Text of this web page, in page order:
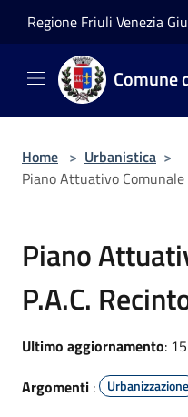
Regione Friuli Venezia
Comune
Home > Urbanistica >
Piano Attuativo
Piano
P.A.C.
Ultimo aggiornamento:
Argomenti : Urbanizzazione